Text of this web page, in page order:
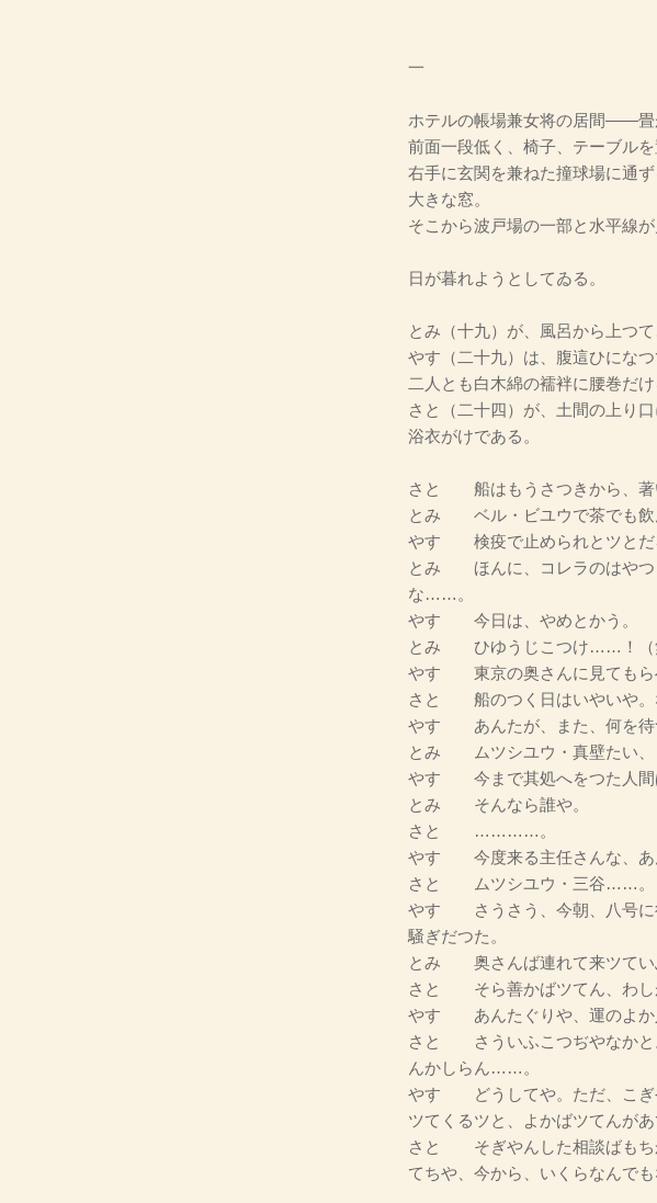
一
ホテルの帳場兼女将の居間――畳
前面一段低く、椅子、テーブルを
右手に玄関を兼ねた撞球場に通
大きな窓。
そこから波戸場の一部と水平線が
日が暮れようとしてゐる。
とみ（十九）が、風呂から上つて
やす（二十九）は、腹這ひになつ
二人とも白木綿の襦袢に腰巻だけ
さと（二十四）が、土間の上り
浴衣がけである。
さと 船はもうさつきから、著
とみ ベル・ビユウで茶でも飲
やす 検疫で止められとツとだ
とみ ほんに、コレラのはやつ
な……。
やす 今日は、やめとかう。
とみ ひゆうじこつけ……！（
やす 東京の奥さんに見てもら
さと 船のつく日はいやいや。
やす あんたが、また、何を待
とみ ムツシユウ・真壁たい、
やす 今まで其処へをつた人間
とみ そんなら誰や。
さと …………。
やす 今度来る主任さんな、あ
さと ムツシユウ・三谷……。
やす さうさう、今朝、八号に
騒ぎだつた。
とみ 奥さんば連れて来ツてい
さと そら善かばツてん、わし
やす あんたぐりや、運のよか
さと さういふこつぢやなかと
んかしらん……。
やす どうしてや。ただ、こぎ
ツてくるツと、よかばツてんが
さと そぎやんした相談ばもち
てちや、今から、いくらなんで